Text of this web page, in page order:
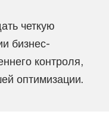
четкую
бизнес-
контроля,
оптимизации.